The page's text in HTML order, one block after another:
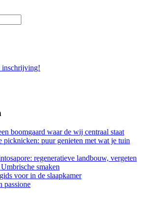
inschrijving!
boomgaard waar de wij centraal staat
picknicken: puur genieten met wat je tuin
regeneratieve landbouw, vergeten
smaken
voor in de slaapkamer
passione